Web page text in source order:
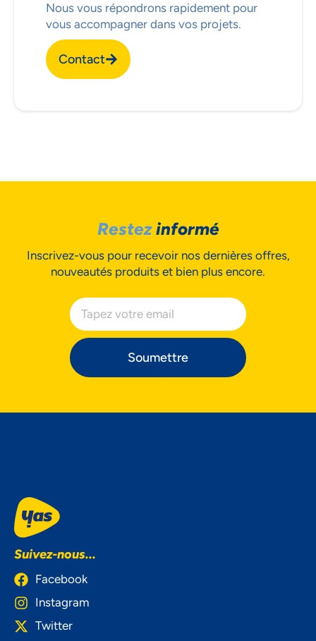
Nous vous répondrons rapidement pour
vous accompagner dans vos projets.
Contact
Restezinformé
Inscrivez-vous pour recevoir nos dernières offres,
nouveautés produits et bien plus encore.
Soumettre
Suivez-nous...
Facebook
Instagram
Twitter